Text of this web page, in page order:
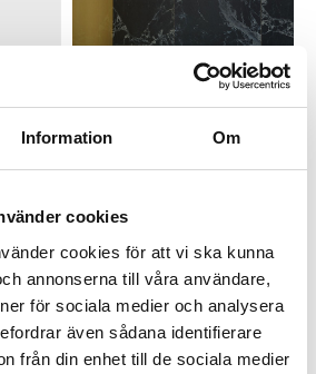
Information Om
cookies
cookies för att vi ska kunna
annonserna till våra användare,
för sociala medier och analysera
även sådana identifierare
från din enhet till de sociala medier
I lager
CRESCENT - MINI CEILING LIGHT